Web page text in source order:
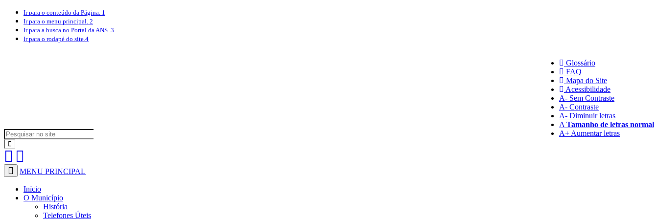
Ir para o conteúdo da Página. 1
Ir para o menu principal. 2
Ir para a busca no Portal da ANS. 3
Ir para o rodapé do site.4
Glossário
FAQ
Mapa do Site
Acessibilidade
A- Sem Contraste
A- Contraste
A- Diminuir letras
A Tamanho de letras normal
A+ Aumentar letras
MENU PRINCIPAL
Início
O Município
História
Telefones Úteis